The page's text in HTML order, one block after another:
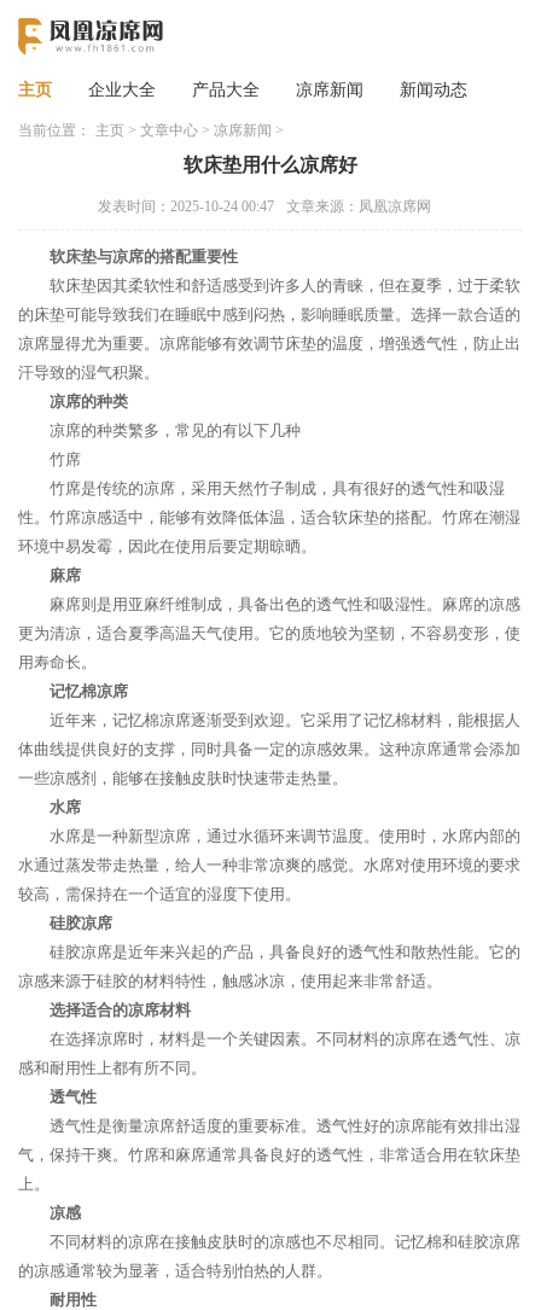
主页 企业大全 产品大全 凉席新闻 新闻动态
当前位置： 主页 > 文章中心 > 凉席新闻 >
软床垫用什么凉席好
发表时间：2025-10-24 00:47 文章来源：凤凰凉席网
软床垫与凉席的搭配重要性
软床垫因其柔软性和舒适感受到许多人的青睐，但在夏季，过于柔软
的床垫可能导致我们在睡眠中感到闷热，影响睡眠质量。选择一款合适的
凉席显得尤为重要。凉席能够有效调节床垫的温度，增强透气性，防止出
汗导致的湿气积聚。
凉席的种类
凉席的种类繁多，常见的有以下几种
竹席
竹席是传统的凉席，采用天然竹子制成，具有很好的透气性和吸湿
性。竹席凉感适中，能够有效降低体温，适合软床垫的搭配。竹席在潮湿
环境中易发霉，因此在使用后要定期晾晒。
麻席
麻席则是用亚麻纤维制成，具备出色的透气性和吸湿性。麻席的凉感
更为清凉，适合夏季高温天气使用。它的质地较为坚韧，不容易变形，使
用寿命长。
记忆棉凉席
近年来，记忆棉凉席逐渐受到欢迎。它采用了记忆棉材料，能根据人
体曲线提供良好的支撑，同时具备一定的凉感效果。这种凉席通常会添加
一些凉感剂，能够在接触皮肤时快速带走热量。
水席
水席是一种新型凉席，通过水循环来调节温度。使用时，水席内部的
水通过蒸发带走热量，给人一种非常凉爽的感觉。水席对使用环境的要求
较高，需保持在一个适宜的湿度下使用。
硅胶凉席
硅胶凉席是近年来兴起的产品，具备良好的透气性和散热性能。它的
凉感来源于硅胶的材料特性，触感冰凉，使用起来非常舒适。
选择适合的凉席材料
在选择凉席时，材料是一个关键因素。不同材料的凉席在透气性、凉
感和耐用性上都有所不同。
透气性
透气性是衡量凉席舒适度的重要标准。透气性好的凉席能有效排出湿
气，保持干爽。竹席和麻席通常具备良好的透气性，非常适合用在软床垫
上。
凉感
不同材料的凉席在接触皮肤时的凉感也不尽相同。记忆棉和硅胶凉席
的凉感通常较为显著，适合特别怕热的人群。
耐用性